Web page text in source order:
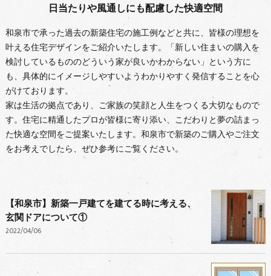
日当たりや風通しにも配慮した快適空間
和泉市で承った過去の新築住宅の施工例などと共に、皆様の理想を
叶える住宅デザインをご紹介いたします。「新しい住まいの購入を
検討しているもののどういう家が良いかわからない」という方に
も、具体的にイメージしやすいようわかりやすく発信することを心
がけております。
家は生活の拠点であり、ご家族の笑顔と人生をつくる大切なもので
す。住宅に精通したプロが皆様に寄り添い、こだわりと夢の詰まっ
た快適な空間をご提案いたします。和泉市で新築のご購入やご注文
をお考えでしたら、ぜひ参考にご覧ください。
【和泉市】新築一戸建てを建てる時に考える、
玄関ドアについて①
2022/04/06